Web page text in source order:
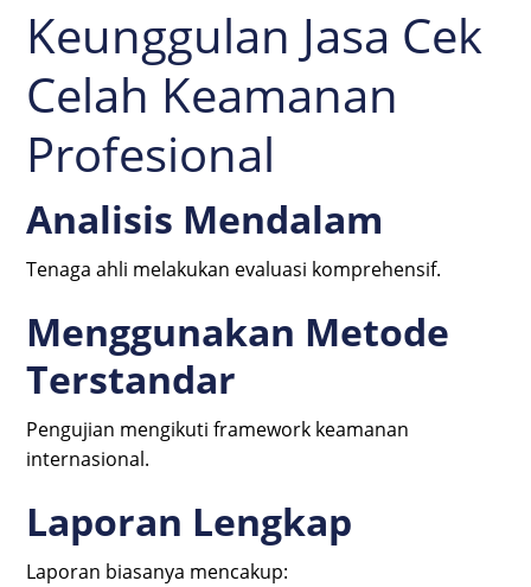
Keunggulan Jasa Cek
Celah Keamanan
Profesional
Analisis Mendalam
Tenaga ahli melakukan evaluasi komprehensif.
Menggunakan Metode
Terstandar
Pengujian mengikuti framework keamanan
internasional.
Laporan Lengkap
Laporan biasanya mencakup: